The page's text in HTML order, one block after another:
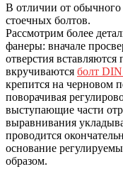
В отличии от обычного
стоечных болтов.
Рассмотрим более
фанеры: вначале
отверстия вставляются
вкручиваются болт DIN
крепится на черновом
поворачивая
выступающие части
выравнивания
проводится
основание
образом.